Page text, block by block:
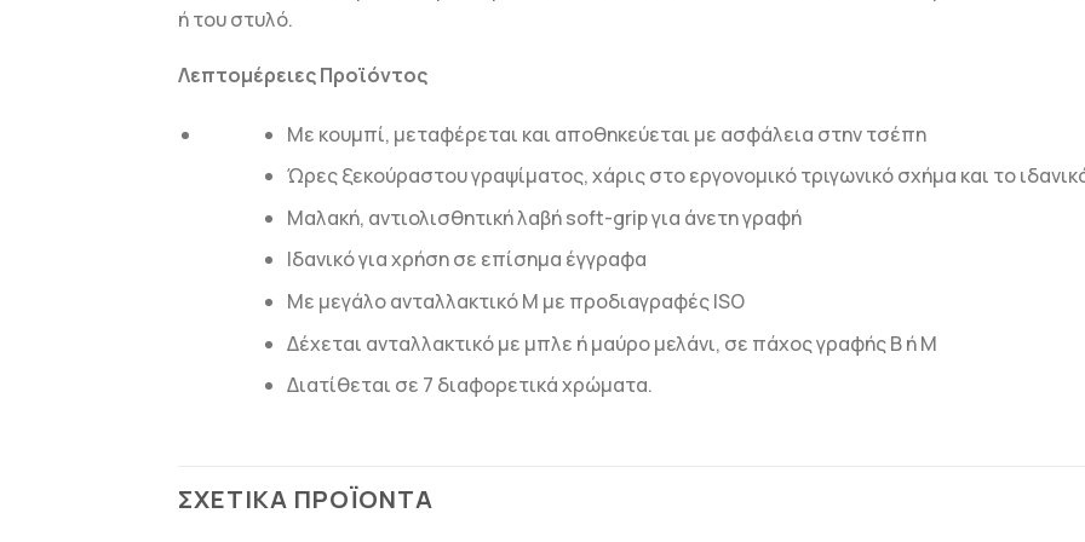
ή του στυλό.
Λεπτομέρειες Προϊόντος
Με κουμπί, μεταφέρεται και αποθηκεύεται με ασφάλεια στην τσέπη
Ώρες ξεκούραστου γραψίματος, χάρις στο εργονομικό τριγωνικό σχήμα και το
Μαλακή, αντιολισθητική λαβή soft-grip για άνετη γραφή
Ιδανικό για χρήση σε επίσημα έγγραφα
Με μεγάλο ανταλλακτικό Μ με προδιαγραφές ISO
Δέχεται ανταλλακτικό με μπλε ή μαύρο μελάνι, σε πάχος γραφής Β ή Μ
Διατίθεται σε 7 διαφορετικά χρώματα.
ΣΧΕΤΙΚΆ ΠΡΟΪΌΝΤΑ